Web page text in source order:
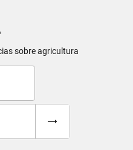
sobre agricultura